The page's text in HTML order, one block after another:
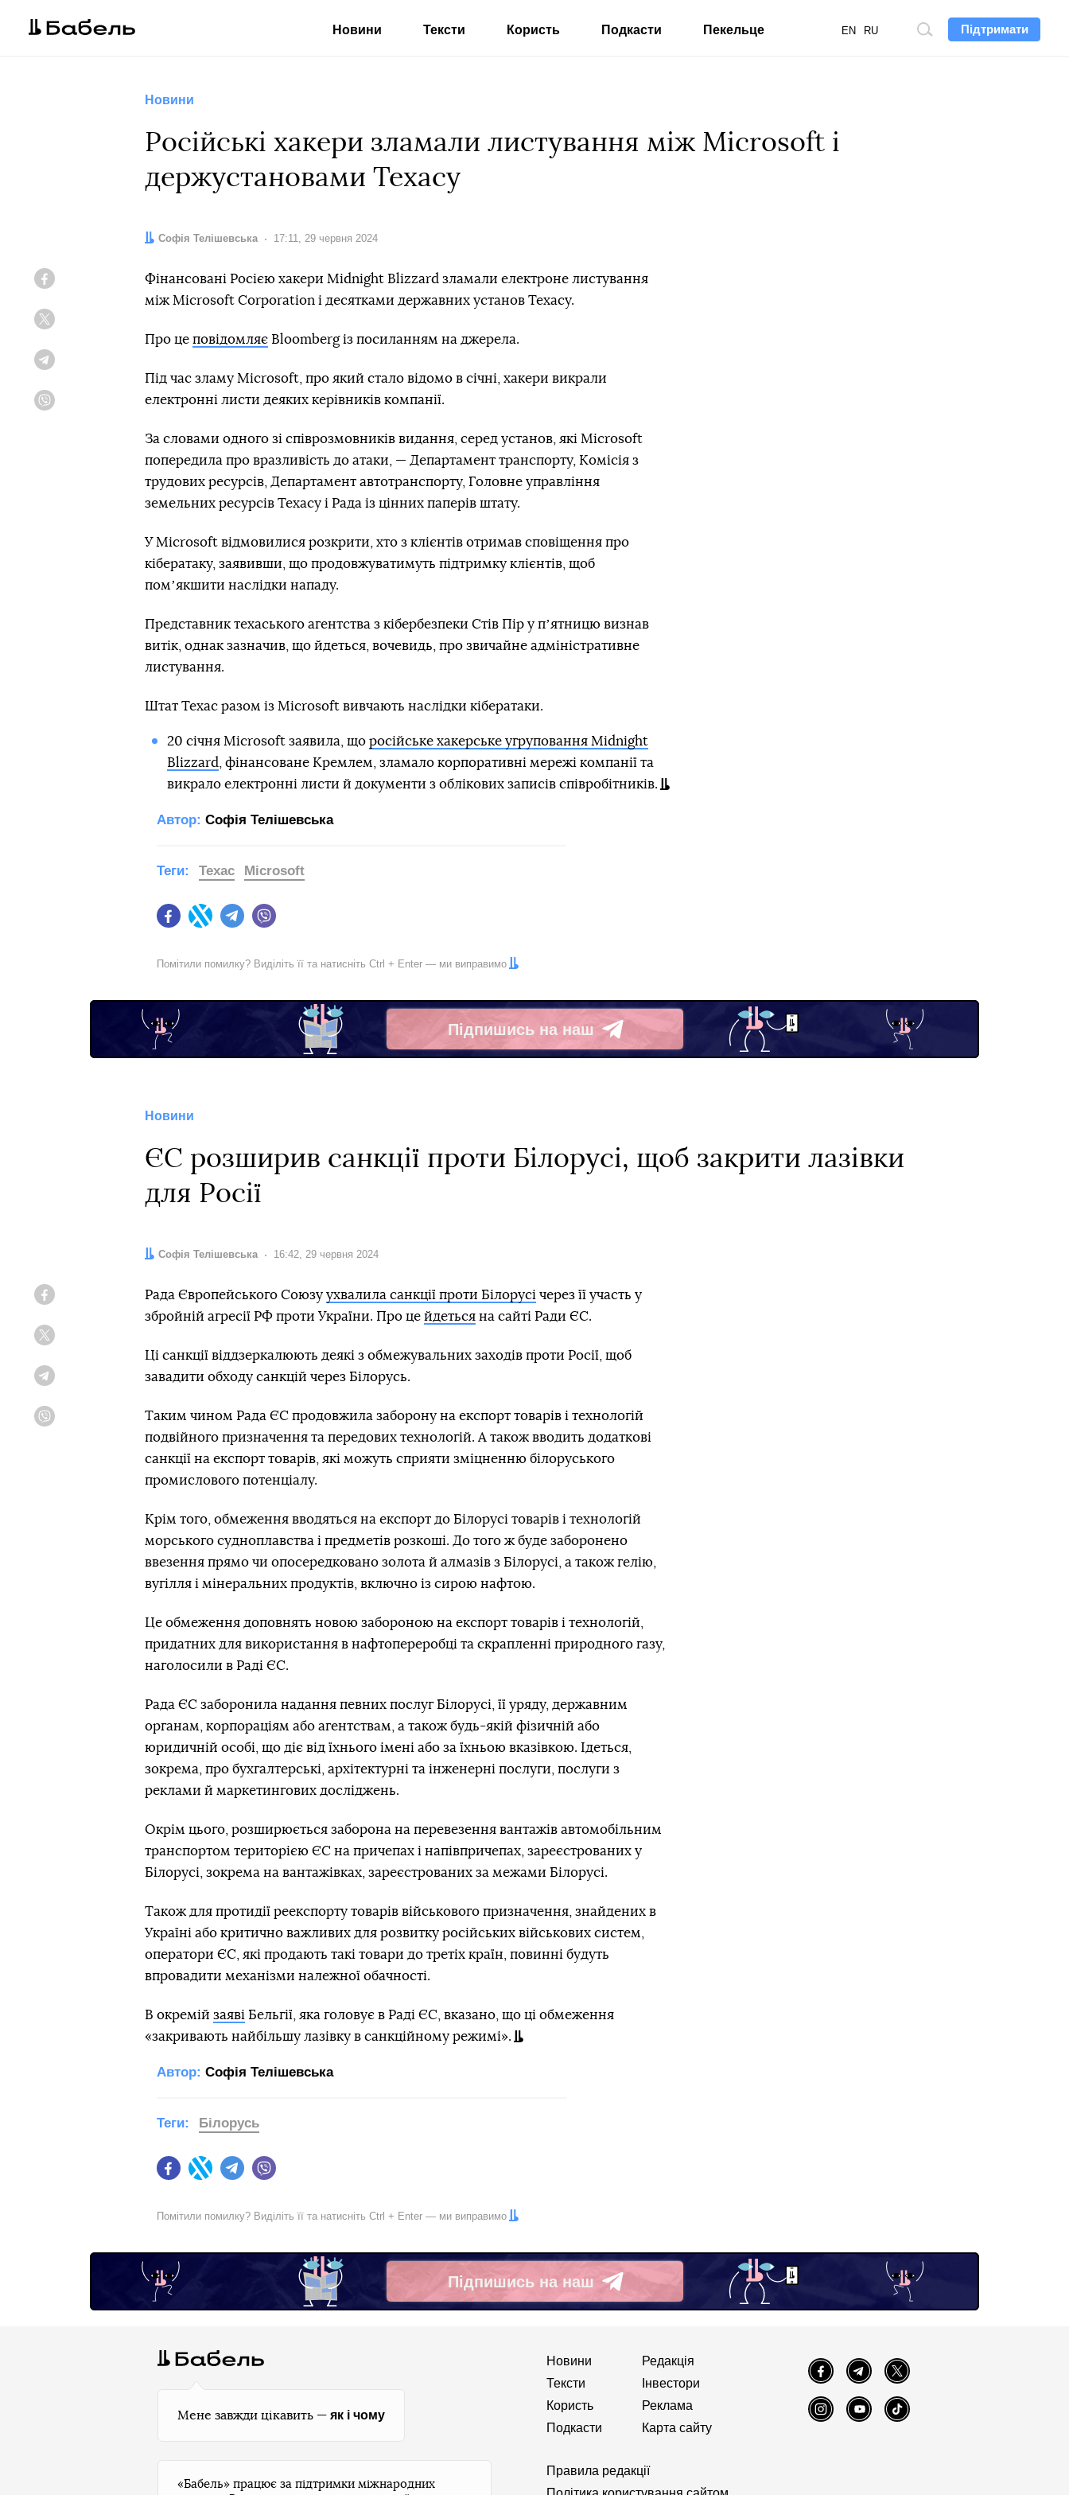
Підтримати
Пошук
EN RU
Новини Тексти Користь Подкасти Пекельце
Новини
Російські хакери зламали листування між Microsoft і
держустановами Техасу
Автор:
Софія Телішевська Дата:
17:11, 29 червня 2024
Фінансовані Росією хакери Midnight Blizzard зламали електроне листування
між Microsoft Corporation і десятками державних установ Техасу.
Про це повідомляє Bloomberg із посиланням на джерела.
Під час зламу Microsoft, про який стало відомо в січні, хакери викрали
електронні листи деяких керівників компанії.
За словами одного зі співрозмовників видання, серед установ, які Microsoft
попередила про вразливість до атаки, — Департамент транспорту, Комісія з
трудових ресурсів, Департамент автотранспорту, Головне управління
земельних ресурсів Техасу і Рада із цінних паперів штату.
У Microsoft відмовилися розкрити, хто з клієнтів отримав сповіщення про
кібератаку, заявивши, що продовжуватимуть підтримку клієнтів, щоб
помʼякшити наслідки нападу.
Представник техаського агентства з кібербезпеки Стів Пір у пʼятницю визнав
витік, однак зазначив, що йдеться, вочевидь, про звичайне адміністративне
листування.
Штат Техас разом із Microsoft вивчають наслідки кібератаки.
20 січня Microsoft заявила, що російське хакерське угруповання Midnight
Blizzard
, фінансоване Кремлем, зламало корпоративні мережі компанії та
викрало електронні листи й документи з облікових записів співробітників.
Автор: Софія Телішевська
FacebookTwitter Telegram
Теги: Техас Microsoft
Помітили помилку? Виділіть її та натисніть Ctrl + Enter — ми виправимо
Підпишись на наш
Telegram
Новини
ЄС розширив санкції проти Білорусі, щоб закрити лазівки
для Росії
Автор:
Софія Телішевська Дата:
16:42, 29 червня 2024
Рада Європейського Союзу ухвалила санкції проти Білорусі через її участь у
збройній агресії РФ проти України. Про це йдеться на сайті Ради ЄС.
Ці санкції віддзеркалюють деякі з обмежувальних заходів проти Росії, щоб
завадити обходу санкцій через Білорусь.
Таким чином Рада ЄС продовжила заборону на експорт товарів і технологій
подвійного призначення та передових технологій. А також вводить додаткові
санкції на експорт товарів, які можуть сприяти зміцненню білоруського
промислового потенціалу.
Крім того, обмеження вводяться на експорт до Білорусі товарів і технологій
морського судноплавства і предметів розкоші. До того ж буде заборонено
ввезення прямо чи опосередковано золота й алмазів з Білорусі, а також гелію,
вугілля і мінеральних продуктів, включно із сирою нафтою.
Це обмеження доповнять новою забороною на експорт товарів і технологій,
придатних для використання в нафтопереробці та скрапленні природного газу,
наголосили в Раді ЄС.
Рада ЄС заборонила надання певних послуг Білорусі, її уряду, державним
органам, корпораціям або агентствам, а також будь-якій фізичній або
юридичній особі, що діє від їхнього імені або за їхньою вказівкою. Ідеться,
зокрема, про бухгалтерські, архітектурні та інженерні послуги, послуги з
реклами й маркетингових досліджень.
Окрім цього, розширюється заборона на перевезення вантажів автомобільним
транспортом територією ЄС на причепах і напівпричепах, зареєстрованих у
Білорусі, зокрема на вантажівках, зареєстрованих за межами Білорусі.
Також для протидії реекспорту товарів військового призначення, знайдених в
Україні або критично важливих для розвитку російських військових систем,
оператори ЄС, які продають такі товари до третіх країн, повинні будуть
впровадити механізми належної обачності.
В окремій заяві Бельгії, яка головує в Раді ЄС, вказано, що ці обмеження
«закривають найбільшу лазівку в санкційному режимі».
Автор: Софія Телішевська
FacebookTwitter Telegram
Теги: Білорусь
Помітили помилку? Виділіть її та натисніть Ctrl + Enter — ми виправимо
Підпишись на наш
Telegram
Мене завжди цікавить — як і чому
Новини
Тексти
Користь
Подкасти
Редакція
Інвестори
Реклама
Карта сайту
FacebookTelegram Twitter
InstagramYouTube TikTok
Правила редакції
«Бабель» працює за підтримки міжнародних